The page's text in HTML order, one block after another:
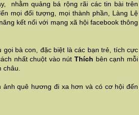
nhằm quảng bá rộng rãi các tin bài trên
mọi đối tượng, mọi thành phần, Làng Lệ
kết nối với mạng xã hội facebook thông
gọi bà con, đặc biệt là các bạn trẻ, tích cực
nhất chuột vào nútThích bên cạnh mỗi
quê hương đi xa hơn và có cơ hội đến